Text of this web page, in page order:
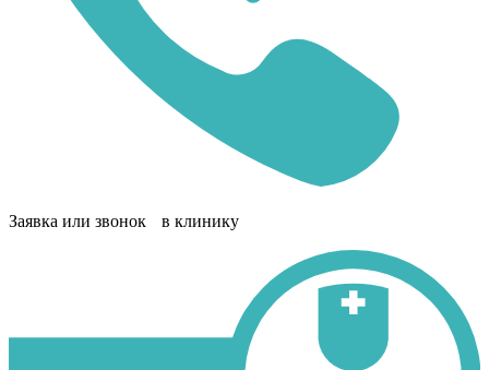
Заявка или звонок в клинику